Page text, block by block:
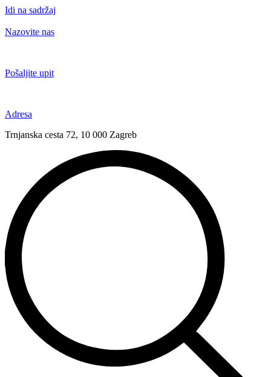
Idi na sadržaj
Nazovite nas
Pošaljite upit
Adresa
Trnjanska cesta 72, 10 000 Zagreb